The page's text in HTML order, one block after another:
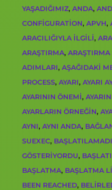
YAŞADIĞIMIZ, ANDA,
CONFIGURATION, APVH,
ARACILIĞIYLA ILGILI,
ARAŞTIRMA, ARAŞTIRMA
ADIMLARI, AŞAĞIDAKI
PROCESS, AYARI, AYARI
AYARININ ÖNEMI,
AYARLARIN ÖRNEĞIN,
AYNI, AYNI ANDA,
SUEXEC,
GÖSTERIYORDU,
BAŞLATMA, BAŞLATMA
BEEN REACHED,